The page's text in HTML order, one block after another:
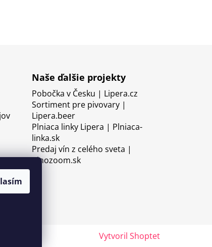
Naše ďalšie projekty
Pobočka v Česku | Lipera.cz
Sortiment pre pivovary |
Lipera.beer
Plniaca linky Lipera | Plniaca-
linka.sk
Predaj vín z celého sveta |
Vinozoom.sk
Vytvoril Shoptet